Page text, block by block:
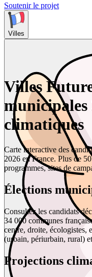
Soutenir le projet
Villes
Villes
municipales
climatiques
Carte interactive des
2026 en France. Plus de
programmes, sites de
Élections
Consultez les candidats
34 000 communes
centre, droite, écologistes,
(urbain, périurbain, rural)
Projections